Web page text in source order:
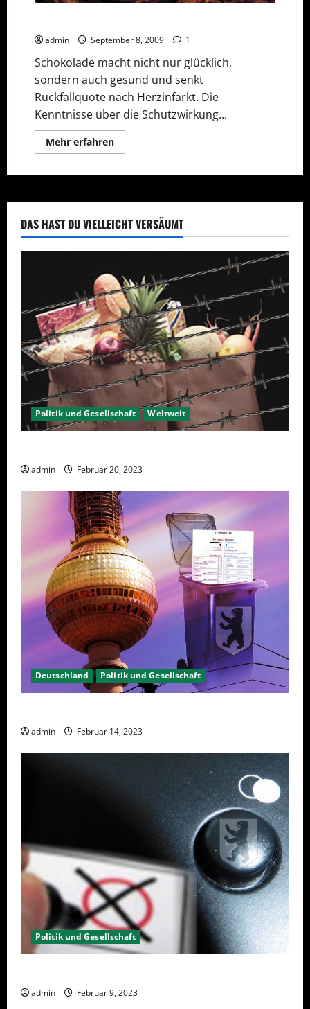
admin September 8, 2009 1
Schokolade macht nicht nur glücklich,
sondern auch gesund und senkt
Rückfallquote nach Herzinfarkt. Die
Kenntnisse über die Schutzwirkung...
Mehr erfahrenMehr
Informationen
DAS HAST DU VIELLEICHT VERSÄUMT
Politik und Gesellschaft Weltweit
admin Februar 20, 2023
Deutschland Politik und Gesellschaft
admin Februar 14, 2023
Politik und Gesellschaft
admin Februar 9, 2023